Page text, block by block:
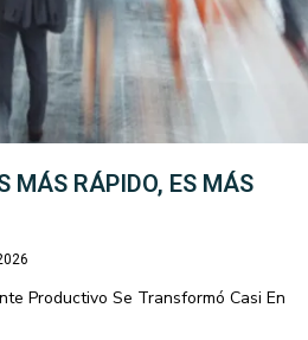
MÁS RÁPIDO, ES MÁS
Productivo Se Transformó Casi En